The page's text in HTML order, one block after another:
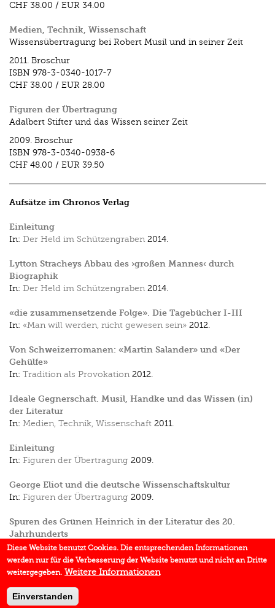
CHF 38.00 / EUR 34.00
Medien, Technik, Wissenschaft
Wissensübertragung bei Robert Musil und in seiner Zeit
2011. Broschur
ISBN 978-3-0340-1017-7
CHF 38.00 / EUR 28.00
Figuren der Übertragung
Adalbert Stifter und das Wissen seiner Zeit
2009. Broschur
ISBN 978-3-0340-0938-6
CHF 48.00 / EUR 39.50
Aufsätze im Chronos Verlag
Einleitung
In: Der Held im Schützengraben 2014.
Lytton Stracheys Abbau des ›großen Mannes‹ durch
Biographik
In: Der Held im Schützengraben 2014.
«die zusammensetzende Folge». Die Tagebücher I-III
In: «Man will werden, nicht gewesen sein» 2012.
Von Schweizerromanen: «Martin Salander» und «Der
Gehülfe»
In: Tradition als Provokation 2012.
Ideale Gegnerschaft. Musil, Handke und das Wissen (in)
der Literatur
In: Medien, Technik, Wissenschaft 2011.
Einleitung
In: Figuren der Übertragung 2009.
George Eliot und die deutsche Wissenschaftskultur
In: Figuren der Übertragung 2009.
Spuren des Grünen Heinrich in der Literatur des 20.
Jahrhunderts
In:Der grüne Heinrich 2009.
«Das Glück des Wissens». Formen des Wissens und der
In:Der grüne Heinrich
Diese Website benutzt Cookies. Die entsprechenden Informationen
werden nur für die Verbesserung der Website benutzt und nicht an Dritte
weitergegeben. Weitere Informationen
Einverstanden